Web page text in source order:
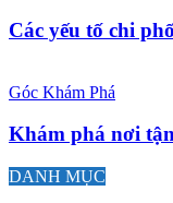
Các yếu tố chi
Góc Khám Phá
Khám phá nơi
DANH MỤC